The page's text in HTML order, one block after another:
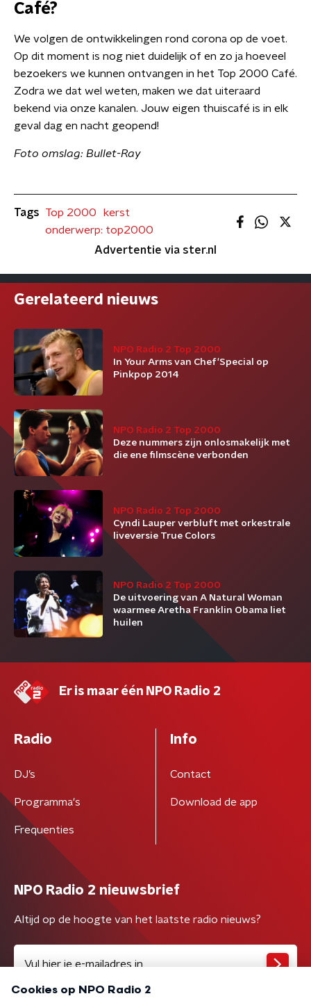
Café?
We volgen de ontwikkelingen rond corona op de voet.
Op dit moment is nog niet duidelijk of en zo ja hoeveel
bezoekers we kunnen ontvangen in het Top 2000 Café.
Zodra we dat wel weten, maken we dat uiteraard
bekend via onze kanalen. Jouw eigen thuiscafé is in elk
geval dag en nacht geopend!
Foto omslag: Bullet-Ray
Tags Top 2000
kerst
onderwerp: top2000
Advertentie via ster.nl
Gerelateerd nieuws
NPO Radio 2 Top 2000
In Your Arms van Chef'Special op
Pinkpop 2014
NPO Radio 2 Top 2000
Deze nummers zijn onlosmakelijk met
die ene filmscène verbonden
NPO Radio 2 Top 2000
Cyndi Lauper verbluft met orkestrale
liveversie True Colors
NPO Radio 2 Top 2000
De uitvoering van A Natural Woman
waarmee Aretha Franklin Obama liet
huilen
Er is maar één NPO Radio 2
Radio
DJ’s
Programma's
Frequenties
Info
Contact
Download de app
NPO Radio 2 nieuwsbrief
Altijd op de hoogte van het laatste radio nieuws?